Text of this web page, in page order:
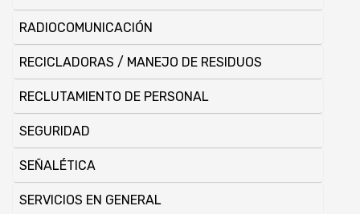
RADIOCOMUNICACIÓN
RECICLADORAS / MANEJO DE RESIDUOS
RECLUTAMIENTO DE PERSONAL
SEGURIDAD
SEÑALÉTICA
SERVICIOS EN GENERAL